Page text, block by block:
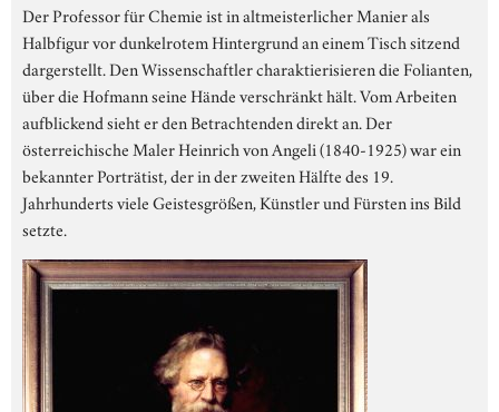
Der Professor für Chemie ist in altmeisterlicher Manier als
Halbfigur vor dunkelrotem Hintergrund an einem Tisch sitzend
dargerstellt. Den Wissenschaftler charaktierisieren die Folianten,
über die Hofmann seine Hände verschränkt hält. Vom Arbeiten
aufblickend sieht er den Betrachtenden direkt an. Der
österreichische Maler Heinrich von Angeli (1840-1925) war ein
bekannter Porträtist, der in der zweiten Hälfte des 19.
Jahrhunderts viele Geistesgrößen, Künstler und Fürsten ins Bild
setzte.